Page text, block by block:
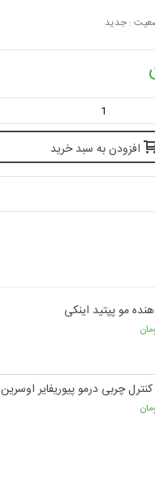
: جدید
افزودن به سبد خرید
مو پپتید اینکی
چربی درمو پیوریفایر اوسرین